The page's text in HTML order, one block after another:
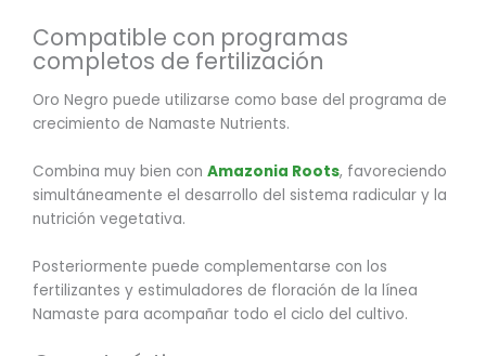
Compatible con programas
completos de fertilización
Oro Negro puede utilizarse como base del programa de
crecimiento de Namaste Nutrients.
Combina muy bien con Amazonia Roots, favoreciendo
simultáneamente el desarrollo del sistema radicular y la
nutrición vegetativa.
Posteriormente puede complementarse con los
fertilizantes y estimuladores de floración de la línea
Namaste para acompañar todo el ciclo del cultivo.